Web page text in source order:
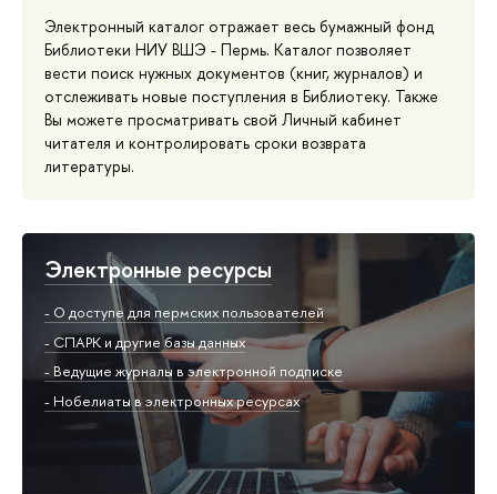
Электронный каталог отражает весь бумажный фонд
Библиотеки НИУ ВШЭ - Пермь. Каталог позволяет
вести поиск нужных документов (книг, журналов) и
отслеживать новые поступления в Библиотеку. Также
Вы можете просматривать свой Личный кабинет
читателя и контролировать сроки возврата
литературы.
Электронные ресурсы
- О доступе для пермских пользователей
- СПАРК и другие базы данных
- Ведущие журналы в электронной подписке
- Нобелиаты в электронных ресурсах